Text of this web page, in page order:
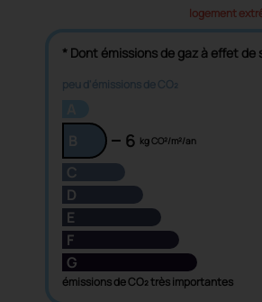
logement
* Dont émissions de gaz à effet de
peu d'émissions de CO₂
B
6 kg CO²/m²/an
C
D
E
F
G
émissions de CO₂ très importantes